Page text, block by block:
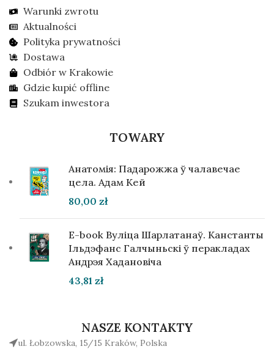
Warunki zwrotu
Aktualności
Polityka prywatności
Dostawa
Odbiór w Krakowie
Gdzie kupić offline
Szukam inwestora
TOWARY
Анатомія: Падарожжа ў чалавечае
цела. Адам Кей
80,00 zł
E-book Вуліца Шарлатанаў. Канстанты
Ільдэфанс Галчыньскі ў перакладах
Андрэя Хадановіча
43,81 zł
NASZE KONTAKTY
ul. Łobzowska, 15/15 Kraków, Polska